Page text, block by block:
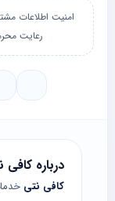
امنیت اطلاعات
رعایت
درباره کافی
کافی نتی